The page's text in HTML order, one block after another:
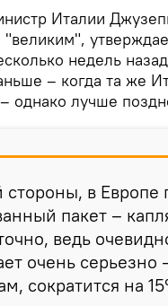
Италии
недель
– когда та же
однако лучше
стороны, в Европе
пакет –
ведь
очень
сократится на